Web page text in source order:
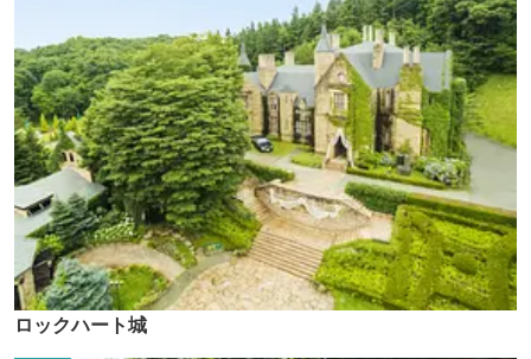
ロックハート城